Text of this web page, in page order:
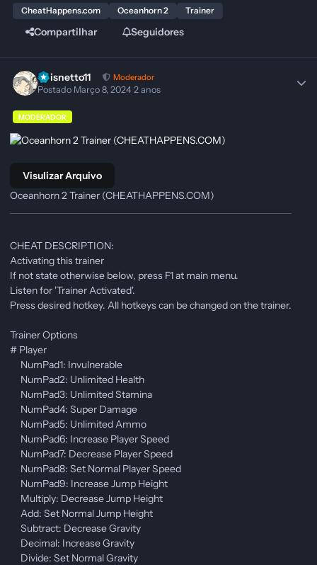
CheatHappens.com Oceanhorn 2 Trainer
Compartilhar Seguidores
Pbisnetto11 Moderador
Postado Março 8, 20242 anos
MODERADOR
Visulizar Arquivo
Oceanhorn 2 Trainer (CHEATHAPPENS.COM)
CHEAT DESCRIPTION:
Activating this trainer
If not state otherwise below, press F1 at main menu.
Listen for 'Trainer Activated'.
Press desired hotkey. All hotkeys can be changed on the trainer.
Trainer Options
# Player
NumPad1: Invulnerable
NumPad2: Unlimited Health
NumPad3: Unlimited Stamina
NumPad4: Super Damage
NumPad5: Unlimited Ammo
NumPad6: Increase Player Speed
NumPad7: Decrease Player Speed
NumPad8: Set Normal Player Speed
NumPad9: Increase Jump Height
Multiply: Decrease Jump Height
Add: Set Normal Jump Height
Subtract: Decrease Gravity
Decimal: Increase Gravity
Divide: Set Normal Gravity